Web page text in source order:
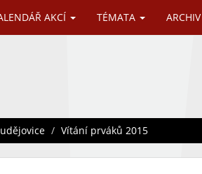
AKCÍ TÉMATA ARCHIV
Vítání prváků 2015